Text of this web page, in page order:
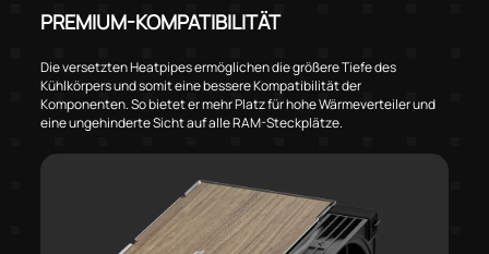
PREMIUM-KOMPATIBILITÄT
Die versetzten Heatpipes ermöglichen die größere Tiefe des
Kühlkörpers und somit eine bessere Kompatibilität der
Komponenten. So bietet er mehr Platz für hohe Wärmeverteiler und
eine ungehinderte Sicht auf alle RAM-Steckplätze.